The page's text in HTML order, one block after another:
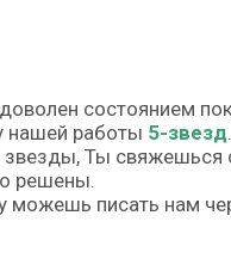
состоянием
нашей работы 5-звезд
звезды, Ты
решены.
писать нам